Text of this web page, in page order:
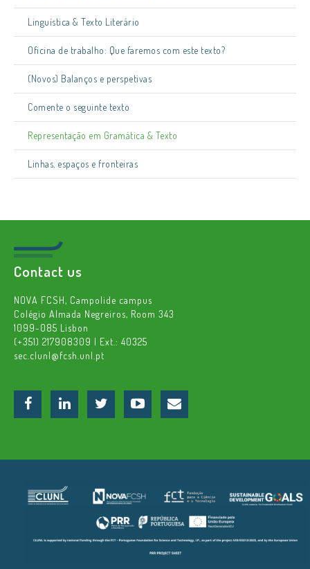
Linguística & Texto Literário
Oficina de trabalho: Que faremos com este texto?
(Novos) Balanços e perspetivas
Comente o seguinte texto
Representação em Gramática & Texto
Linhas, espaços e fronteiras
Contact us
NOVA FCSH, Campolide campus
Colégio Almada Negreiros, Room 343
1099-085 Lisbon
(+351) 217908309 | Ext.: 40325
sec.clunl@fcsh.unl.pt